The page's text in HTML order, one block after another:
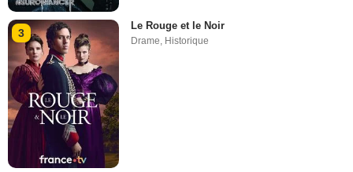
3
Le Rouge et le Noir
Drame, Historique